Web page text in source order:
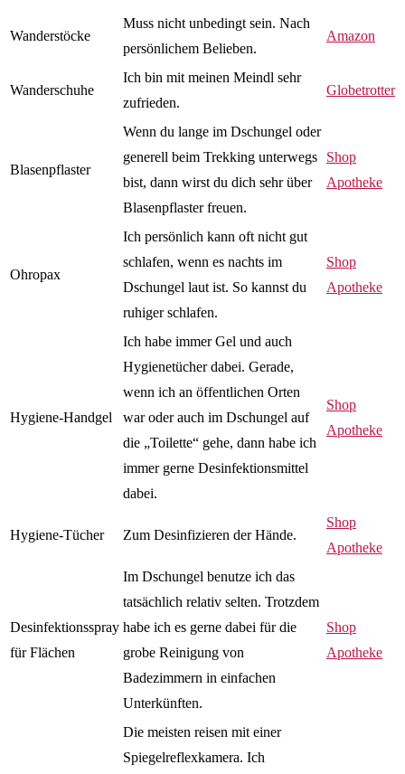
Wanderstöcke
Muss nicht unbedingt sein. Nach
persönlichem Belieben.
Amazon
Wanderschuhe
Ich bin mit meinen Meindl sehr
zufrieden.
Globetrotter
Blasenpflaster
Wenn du lange im Dschungel oder
generell beim Trekking unterwegs
bist, dann wirst du dich sehr über
Blasenpflaster freuen.
Shop
Apotheke
Ohropax
Ich persönlich kann oft nicht gut
schlafen, wenn es nachts im
Dschungel laut ist. So kannst du
ruhiger schlafen.
Shop
Apotheke
Hygiene-Handgel
Ich habe immer Gel und auch
Hygienetücher dabei. Gerade,
wenn ich an öffentlichen Orten
war oder auch im Dschungel auf
die „Toilette“ gehe, dann habe ich
immer gerne Desinfektionsmittel
dabei.
Shop
Apotheke
Hygiene-Tücher Zum Desinfizieren der Hände.
Shop
Apotheke
Desinfektionsspray
für Flächen
Im Dschungel benutze ich das
tatsächlich relativ selten. Trotzdem
habe ich es gerne dabei für die
grobe Reinigung von
Badezimmern in einfachen
Unterkünften.
Shop
Apotheke
Die meisten reisen mit einer
Spiegelreflexkamera. Ich